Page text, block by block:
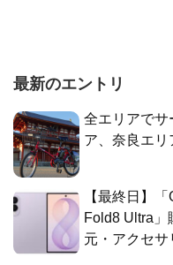
最新のエントリ
全エリアでサ
ア、奈良エリ
【最終日】
Fold8 Ultra」
元・アクセサ